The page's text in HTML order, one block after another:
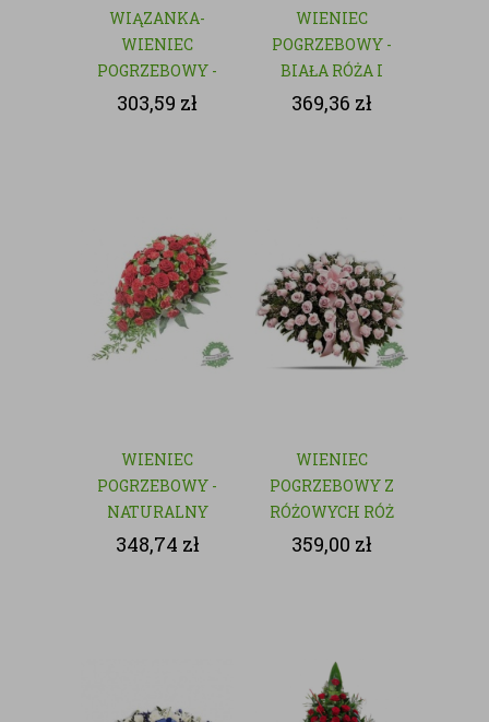
WIĄZANKA-
WIENIEC
POGRZEBOWY -
NATURALNY
303,59 zł
WIENIEC
POGRZEBOWY -
BIAŁA RÓŻA I
GOŹDZIK
369,36 zł
WIENIEC
POGRZEBOWY -
NATURALNY
348,74 zł
WIENIEC
POGRZEBOWY Z
RÓŻOWYCH RÓŻ
- NATURALNY
359,00 zł